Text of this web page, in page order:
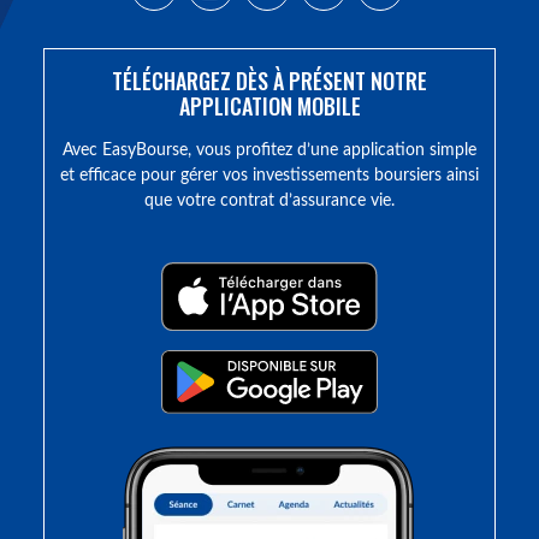
TÉLÉCHARGEZ DÈS À PRÉSENT NOTRE
APPLICATION MOBILE
Avec EasyBourse, vous profitez d’une application simple
et efficace pour gérer vos investissements boursiers ainsi
que votre contrat d’assurance vie.